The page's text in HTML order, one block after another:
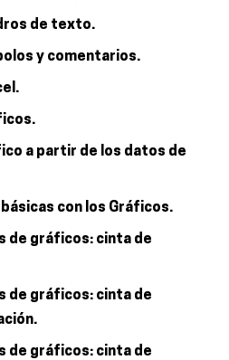
de texto.
y comentarios.
a partir de los datos de
con los Gráficos.
de gráficos: cinta de
de gráficos: cinta de
de gráficos: cinta de